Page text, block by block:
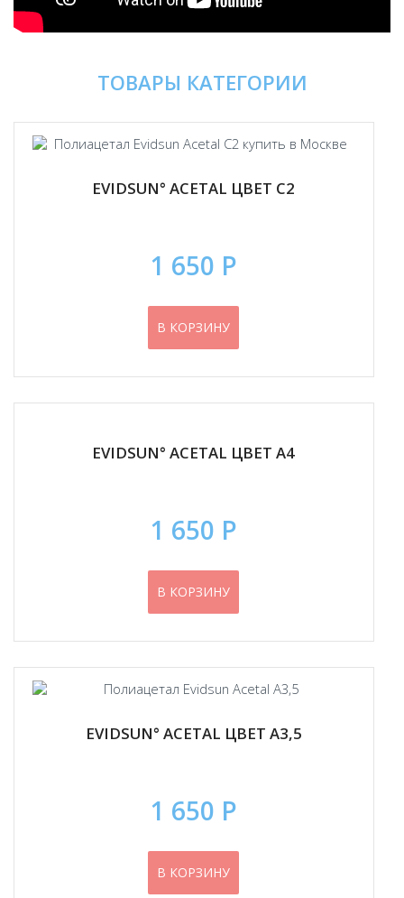
ТОВАРЫ КАТЕГОРИИ
EVIDSUN° ACETAL ЦВЕТ С2
1 650 Р
В КОРЗИНУ
EVIDSUN° ACETAL ЦВЕТ А4
1 650 Р
В КОРЗИНУ
EVIDSUN° ACETAL ЦВЕТ А3,5
1 650 Р
В КОРЗИНУ